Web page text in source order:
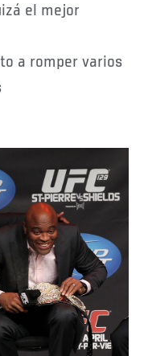
el mejor
a romper varios